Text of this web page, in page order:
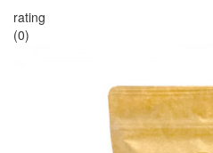
rating
(0)